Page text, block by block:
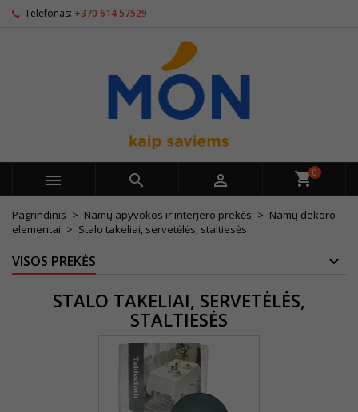
Telefonas: +370 614 57529
   0
Pagrindinis Namų apyvokos ir interjero prekės
Namų dekoro
elementai
Stalo takeliai, servetėlės, staltiesės
VISOS PREKĖS
STALO TAKELIAI, SERVETĖLĖS,
STALTIESĖS